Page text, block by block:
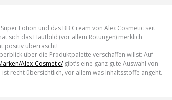
Lotion und das BB Cream von Alex Cosmetic seit
sich das Hautbild (vor allem Rötungen) merklich
positiv überrascht!
über die Produktpalette verschaffen willst: Auf
Alex-Cosmetic/gibt’s eine ganz gute Auswahl von
ist recht übersichtlich, vor allem was Inhaltsstoffe angeht.